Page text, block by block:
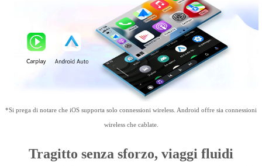
*Si prega di notare che iOS supporta solo connessioni wireless. Android offre sia connessioni
wireless che cablate.
Tragitto senza sforzo, viaggi fluidi